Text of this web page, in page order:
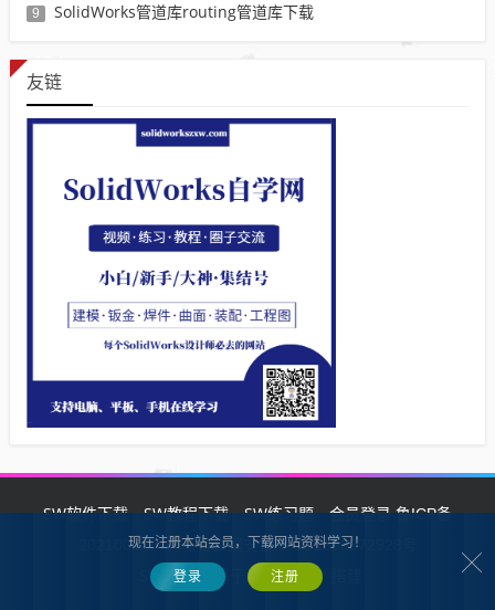
9 SolidWorks管道库routing管道库下载
友链
SW软件下载 SW教程下载 SW练习题 会员登录鲁ICP备
2021002287号-1鲁公网安备 37132902372928号
SW自学网 基于 Z-BlogPHP
现在注册本站会员，下载网站资料学习！
登录 注册